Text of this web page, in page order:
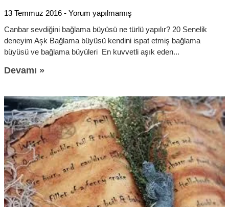
13 Temmuz 2016
Yorum yapılmamış
Canbar sevdiğini bağlama büyüsü ne türlü yapılır? 20 Senelik
deneyim Aşk Bağlama büyüsü kendini ispat etmiş bağlama
büyüsü ve bağlama büyüleri En kuvvetli aşık eden
Devamı »